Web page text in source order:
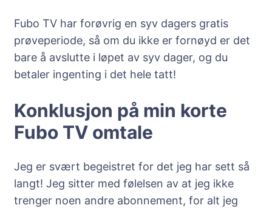
Fubo TV har forøvrig en syv dagers gratis
prøveperiode, så om du ikke er fornøyd er det
bare å avslutte i løpet av syv dager, og du
betaler ingenting i det hele tatt!
Konklusjon på min korte
Fubo TV omtale
Jeg er svært begeistret for det jeg har sett så
langt! Jeg sitter med følelsen av at jeg ikke
trenger noen andre abonnement, for alt jeg